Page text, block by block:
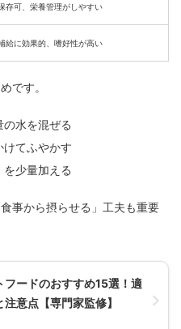
存可、栄養管理がしやすい
給に効果的、嗜好性が高い
です。
水を混ぜる
けてふやかす
少量加える
事から摂らせる」工夫も重要
フードのおすすめ15選！適
意点【専門家監修】